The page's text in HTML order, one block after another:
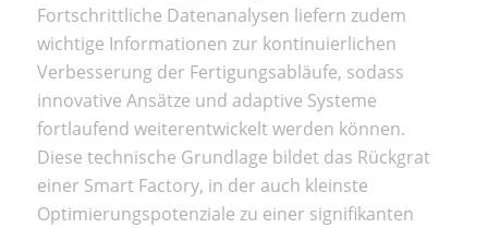
Fortschrittliche Datenanalysen liefern zudem
wichtige Informationen zur kontinuierlichen
Verbesserung der Fertigungsabläufe, sodass
innovative Ansätze und adaptive Systeme
fortlaufend weiterentwickelt werden können.
Diese technische Grundlage bildet das Rückgrat
einer Smart Factory, in der auch kleinste
Optimierungspotenziale zu einer signifikanten